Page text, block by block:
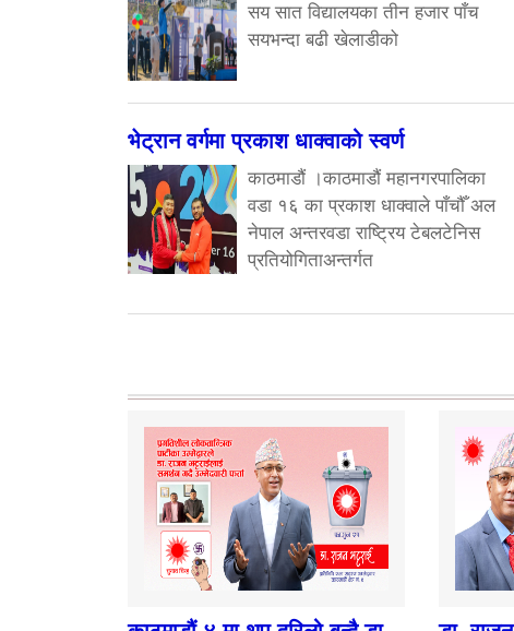
सय सात विद्यालयका तीन हजार पाँच
सयभन्दा बढी खेलाडीको
भेट्रान वर्गमा प्रकाश धाक्वाको स्वर्ण
काठमाडौं ।काठमाडौं महानगरपालिका
वडा १६ का प्रकाश धाक्वाले पाँचौँ अल
नेपाल अन्तरवडा राष्ट्रिय टेबलटेनिस
प्रतियोगिताअन्तर्गत